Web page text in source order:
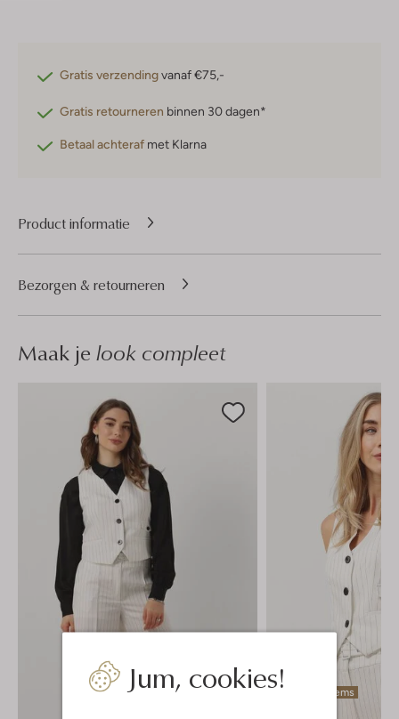
Jum, cookies!
Gratis verzendingvanaf €75,-
Gratis retourneren binnen 30 dagen*
Betaal achteraf met Klarna
Product informatie
Bezorgen & retourneren
Maak je look compleet
Laatste items